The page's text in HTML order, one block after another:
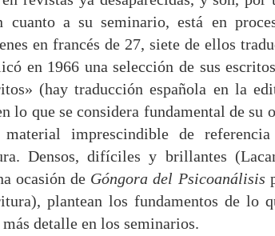
cuanto a su seminario, está en
en francés de 27, siete de ellos
en 1966 una selección de sus
(hay traducción española en la
lo que se considera fundamental de su
imprescindible de referencia
Densos, difíciles y brillantes
ocasión de Góngora del Psicoanálisis
plantean los fundamentos de lo
detalle en los seminarios.